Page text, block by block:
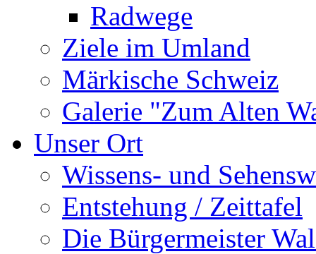
Radwege
Ziele im Umland
Märkische Schweiz
Galerie "Zum Alten
Unser Ort
Wissens- und
Entstehung / Zeittafel
Die Bürgermeister